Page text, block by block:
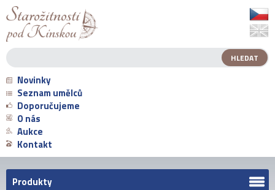
Novinky
Seznam umělců
Doporučujeme
O nás
Aukce
Kontakt
Produkty